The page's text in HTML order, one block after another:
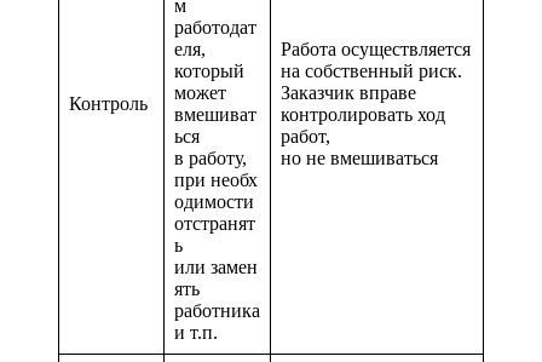
Контроль
м
работодат
еля,
который
может
вмешиват
ься
в работу,
при необх
одимости
отстранят
ь
или замен
ять
работника
и т.п.
Работа осуществляется
на собственный риск.
Заказчик вправе
контролировать ход
работ,
но не вмешиваться